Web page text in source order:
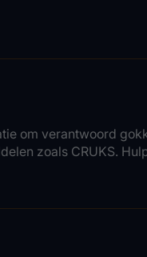
om verantwoord
zoals CRUKS.